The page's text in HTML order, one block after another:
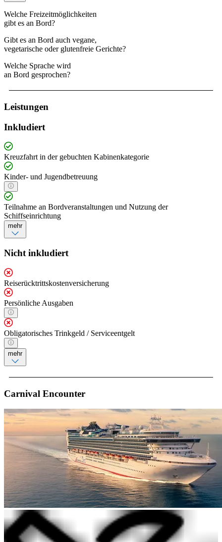
Welche Freizeitmöglichkeiten
gibt es an Bord?
Gibt es an Bord auch vegane,
vegetarische oder glutenfreie Gerichte?
Welche Sprache wird
an Bord gesprochen?
Leistungen
Inkludiert
Kreuzfahrt in der gebuchten Kabinenkategorie
Kinder- und Jugendbetreuung
Teilnahme an Bordveranstaltungen und Nutzung der
Schiffseinrichtung
mehr
Nicht inkludiert
Reiserücktrittskostenversicherung
Persönliche Ausgaben
Obligatorisches Trinkgeld / Serviceentgelt
mehr
Carnival Encounter